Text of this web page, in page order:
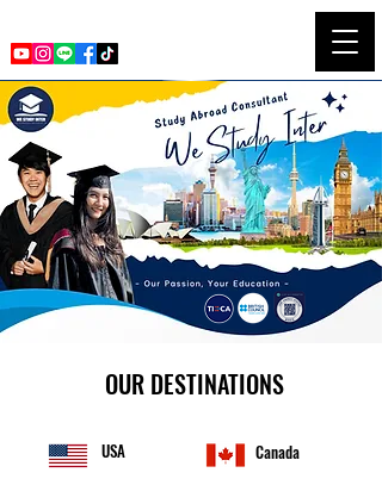
OUR DESTINATIONS
USA Canada